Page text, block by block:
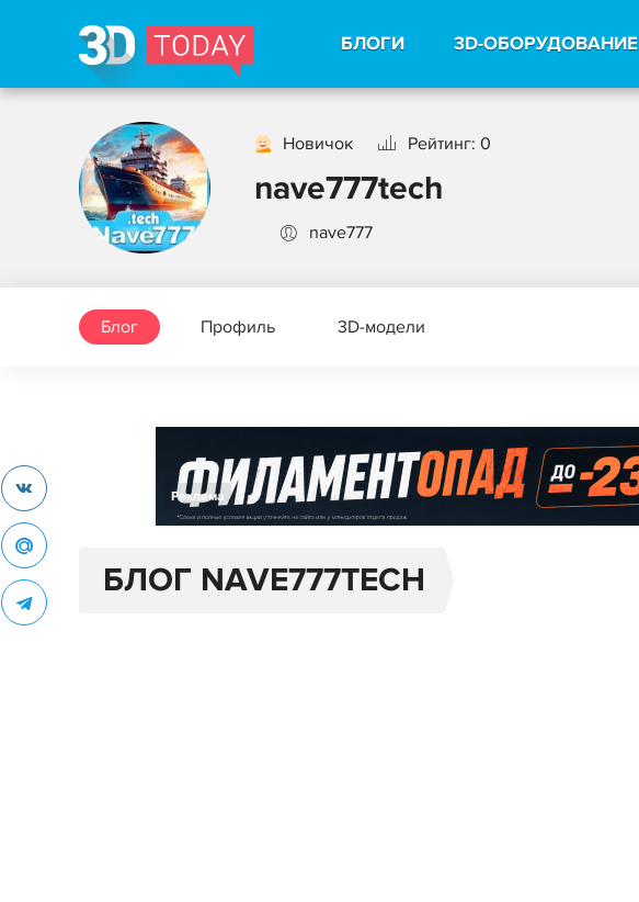
БЛОГИ 3D-ОБОРУДОВАНИЕ
Новичок Рейтинг: 0
nave777tech
nave777
Блог Профиль 3D-модели
Реклама
БЛОГ NAVE777TECH